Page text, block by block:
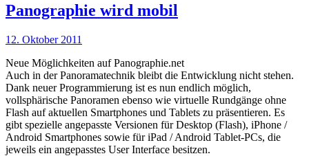
Panographie wird mobil
12. Oktober 2011
Neue Möglichkeiten auf Panographie.net
Auch in der Panoramatechnik bleibt die Entwicklung nicht stehen.
Dank neuer Programmierung ist es nun endlich möglich,
vollsphärische Panoramen ebenso wie virtuelle Rundgänge ohne
Flash auf aktuellen Smartphones und Tablets zu präsentieren. Es
gibt spezielle angepasste Versionen für Desktop (Flash), iPhone /
Android Smartphones sowie für iPad / Android Tablet-PCs, die
jeweils ein angepasstes User Interface besitzen.